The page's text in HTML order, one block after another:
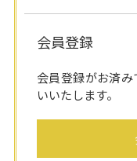
会員登録
会員登録がお済
いいたします。